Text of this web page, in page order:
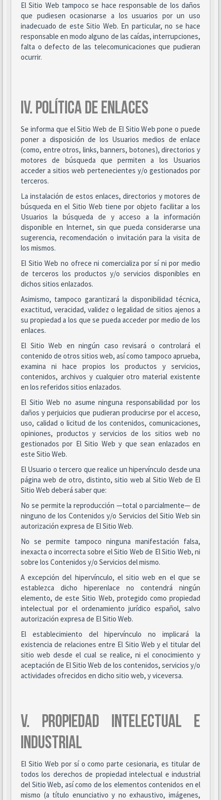
El Sitio Web tampoco se hace responsable de los daños
que pudiesen ocasionarse a los usuarios por un uso
inadecuado de este Sitio Web. En particular, no se hace
responsable en modo alguno de las caídas, interrupciones,
falta o defecto de las telecomunicaciones que pudieran
ocurrir.
IV. POLÍTICA DE ENLACES
Se informa que el Sitio Web de El Sitio Web pone o puede
poner a disposición de los Usuarios medios de enlace
(como, entre otros, links, banners, botones), directorios y
motores de búsqueda que permiten a los Usuarios
acceder a sitios web pertenecientes y/o gestionados por
terceros.
La instalación de estos enlaces, directorios y motores de
búsqueda en el Sitio Web tiene por objeto facilitar a los
Usuarios la búsqueda de y acceso a la información
disponible en Internet, sin que pueda considerarse una
sugerencia, recomendación o invitación para la visita de
los mismos.
El Sitio Web no ofrece ni comercializa por sí ni por medio
de terceros los productos y/o servicios disponibles en
dichos sitios enlazados.
Asimismo, tampoco garantizará la disponibilidad técnica,
exactitud, veracidad, validez o legalidad de sitios ajenos a
su propiedad a los que se pueda acceder por medio de los
enlaces.
El Sitio Web en ningún caso revisará o controlará el
contenido de otros sitios web, así como tampoco aprueba,
examina ni hace propios los productos y servicios,
contenidos, archivos y cualquier otro material existente
en los referidos sitios enlazados.
El Sitio Web no asume ninguna responsabilidad por los
daños y perjuicios que pudieran producirse por el acceso,
uso, calidad o licitud de los contenidos, comunicaciones,
opiniones, productos y servicios de los sitios web no
gestionados por El Sitio Web y que sean enlazados en
este Sitio Web.
El Usuario o tercero que realice un hipervínculo desde una
página web de otro, distinto, sitio web al Sitio Web de El
Sitio Web deberá saber que:
No se permite la reproducción —total o parcialmente— de
ninguno de los Contenidos y/o Servicios del Sitio Web sin
autorización expresa de El Sitio Web.
No se permite tampoco ninguna manifestación falsa,
inexacta o incorrecta sobre el Sitio Web de El Sitio Web, ni
sobre los Contenidos y/o Servicios del mismo.
A excepción del hipervínculo, el sitio web en el que se
establezca dicho hiperenlace no contendrá ningún
elemento, de este Sitio Web, protegido como propiedad
intelectual por el ordenamiento jurídico español, salvo
autorización expresa de El Sitio Web.
El establecimiento del hipervínculo no implicará la
existencia de relaciones entre El Sitio Web y el titular del
sitio web desde el cual se realice, ni el conocimiento y
aceptación de El Sitio Web de los contenidos, servicios y/o
actividades ofrecidos en dicho sitio web, y viceversa.
V. PROPIEDAD INTELECTUAL E
INDUSTRIAL
El Sitio Web por sí o como parte cesionaria, es titular de
todos los derechos de propiedad intelectual e industrial
del Sitio Web, así como de los elementos contenidos en el
mismo (a título enunciativo y no exhaustivo, imágenes,